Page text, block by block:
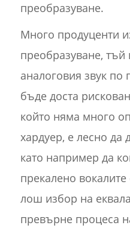
преобразуване.
Много продуценти
преобразуване, тъй
аналоговия звук
бъде доста
който няма много
хардуер, е лесно да
като например да
прекалено
лош избор на
превърне процеса